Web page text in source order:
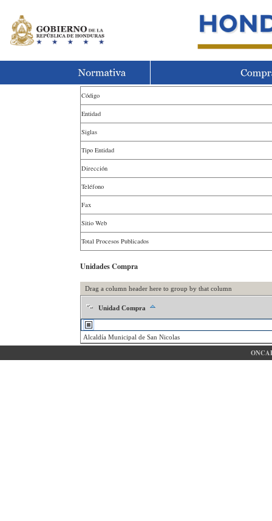
Código
Entidad
Siglas
Tipo Entidad
Dirección
Teléfono
Fax
Sitio Web
Total Procesos Publicados
Unidades Compra
Drag a column header here to group by that column
Unidad Compra
Alcaldía Municipal de San Nicolas